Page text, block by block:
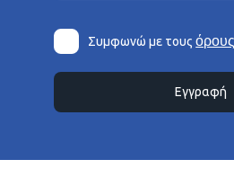
Συμφωνώ με τους
Εγγραφή